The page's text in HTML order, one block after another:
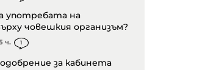
употребата на
човешкия организъм?
ч. 1
одобрение за кабинета